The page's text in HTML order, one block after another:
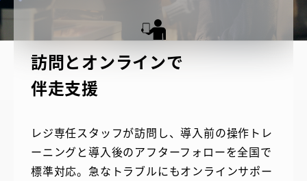
訪問とオンラインで
伴走支援
レジ専任スタッフが訪問し、導入前の操作トレ
ーニングと導入後のアフターフォローを全国で
標準対応。急なトラブルにもオンラインサポー